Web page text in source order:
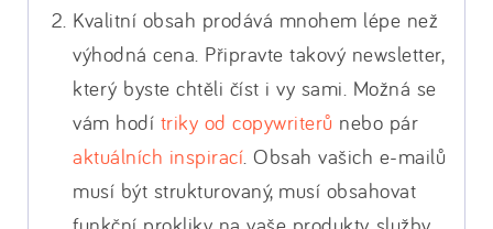
Kvalitní obsah prodává mnohem lépe než
výhodná cena. Připravte takový newsletter,
který byste chtěli číst i vy sami. Možná se
vám hodí triky od copywriterů nebo pár
aktuálních inspirací. Obsah vašich e-mailů
musí být strukturovaný, musí obsahovat